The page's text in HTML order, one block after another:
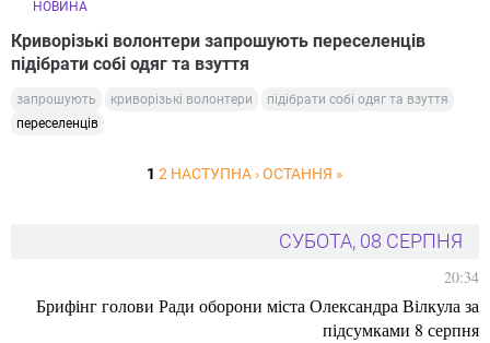
НОВИНА
Криворізькі волонтери запрошують переселенців
підібрати собі одяг та взуття
запрошують криворізькі волонтери
підібрати собі одяг та взуття
переселенців
1 2 НАСТУПНА ›ОСТАННЯ »
СУБОТА, 08 СЕРПНЯ
20:34
Брифінг голови Ради оборони міста Олександра Вілкула за
підсумками 8 серпня